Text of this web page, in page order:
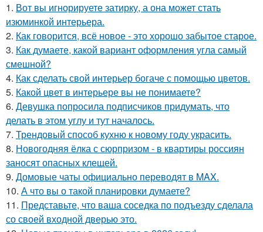
1. Вот вы игнорируете затирку, а она может стать
изюминкой интерьера.
2. Как говорится, всё новое - это хорошо забытое старое.
3. Как думаете, какой вариант оформления угла самый
смешной?
4. Как сделать свой интерьер богаче с помощью цветов.
5. Какой цвет в интерьере вы не понимаете?
6. Девушка попросила подписчиков придумать, что
делать в этом углу и тут началось.
7. Трендовый способ кухню к новому году украсить.
8. Новогодняя ёлка с сюрпризом - в квартиры россиян
заносят опасных клещей.
9. Домовые чаты официально переводят в MAX.
10. А что вы о такой планировки думаете?
11. Представьте, что ваша соседка по подъезду сделала
со своей входной дверью это.